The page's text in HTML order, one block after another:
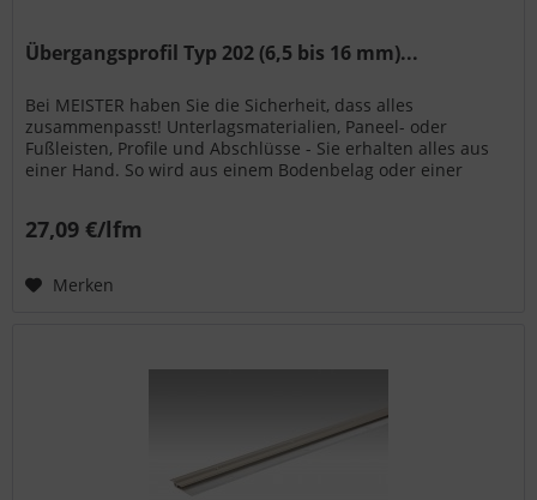
Übergangsprofil Typ 202 (6,5 bis 16 mm)...
Bei MEISTER haben Sie die Sicherheit, dass alles
zusammenpasst! Unterlagsmaterialien, Paneel- oder
Fußleisten, Profile und Abschlüsse - Sie erhalten alles aus
einer Hand. So wird aus einem Bodenbelag oder einer
27,09 €/lfm
Merken